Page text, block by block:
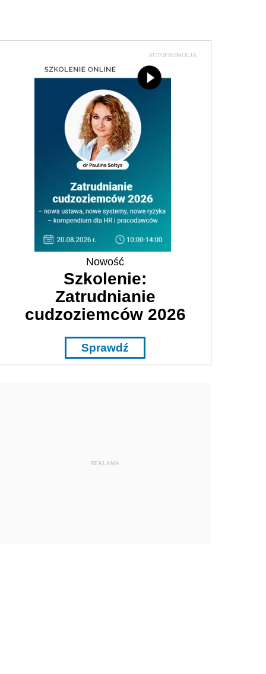
AUTOPROMOCJA
Nowość
Szkolenie:
Zatrudnianie
cudzoziemców 2026
Sprawdź
REKLAMA